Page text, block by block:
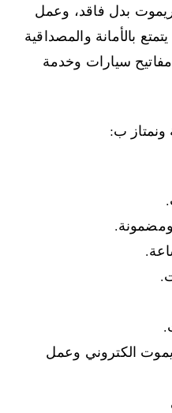
بدل فاقد، وعمل
بالأمانة والمصداقية
سيارات وخدمة
ب:
الكتروني وعمل